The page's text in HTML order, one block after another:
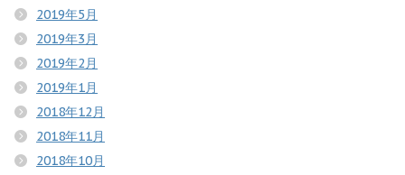
2019年5月
2019年3月
2019年2月
2019年1月
2018年12月
2018年11月
2018年10月